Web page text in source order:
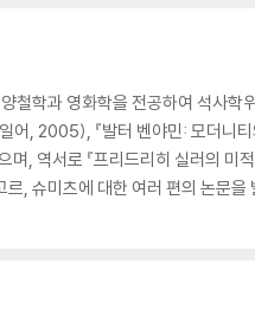
철학과 영화학을 전공하여 석사학
어, 2005), 『발터 벤야민: 모더니티
, 역서로 『프리드리히 실러의 미적
, 슈미츠에 대한 여러 편의 논문을